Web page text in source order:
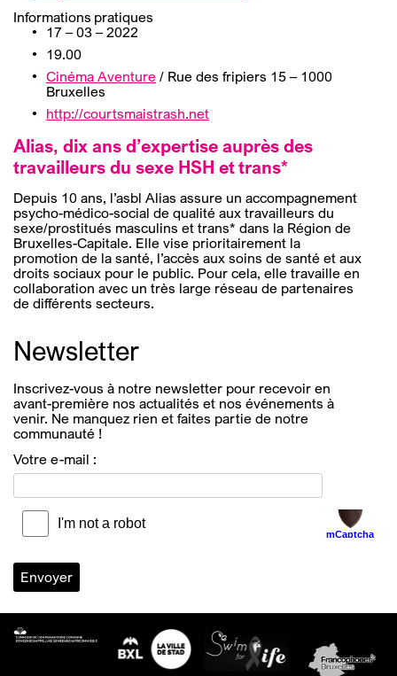
Informations pratiques
17 – 03 – 2022
19.00
Cinéma Aventure/ Rue des fripiers 15 – 1000
Bruxelles
http://courtsmaistrash.net
Alias, dix ans d’expertise auprès des
travailleurs du sexe HSH et trans*
Depuis 10 ans, l’asbl Alias assure un accompagnement
psycho-médico-social de qualité aux travailleurs du
sexe/prostitués masculins et trans* dans la Région de
Bruxelles-Capitale. Elle vise prioritairement la
promotion de la santé, l’accès aux soins de santé et aux
droits sociaux pour le public. Pour cela, elle travaille en
collaboration avec un très large réseau de partenaires
de différents secteurs.
Newsletter
Inscrivez-vous à notre newsletter pour recevoir en
avant-première nos actualités et nos événements à
venir. Ne manquez rien et faites partie de notre
communauté !
Votre e-mail :